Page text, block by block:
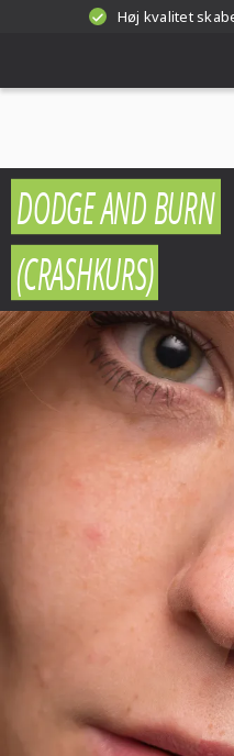
Høj kvalitet
DODGE AND BURN
(CRASHKURS)